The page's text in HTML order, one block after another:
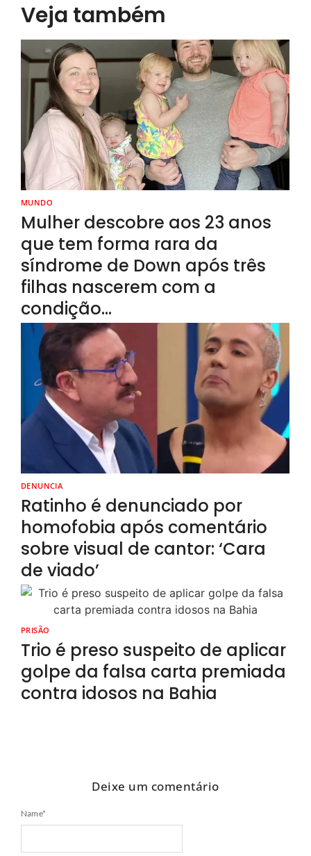
Veja também
MUNDO
Mulher descobre aos 23 anos
que tem forma rara da
síndrome de Down após três
filhas nascerem com a
condição…
DENUNCIA
Ratinho é denunciado por
homofobia após comentário
sobre visual de cantor: ‘Cara
de viado’
PRISÃO
Trio é preso suspeito de aplicar
golpe da falsa carta premiada
contra idosos na Bahia
Deixe um comentário
Name*